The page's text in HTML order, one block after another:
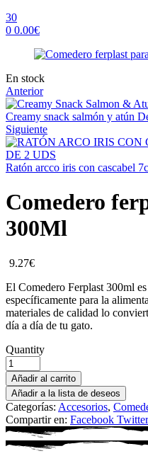
30
0 0.00€
Availability:
En stock
Anterior
Creamy snack salmón y atún
Siguiente
Ratón arcco iris con cascabel
Comedero
300Ml
9.27€
El Comedero Ferplast 300ml
específicamente para la
materiales de calidad lo
día a día de tu gato.
Quantity
Añadir al carrito
Añadir a la lista de deseos
Categorías: Accesorios,
Compartir en: Facebook Twitter